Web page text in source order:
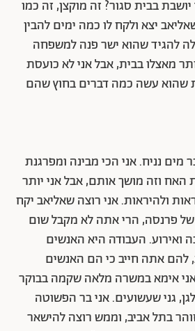
בבית סגור? זה מוקצן, זה כמו
יצא ולקח לו כמה ימים להבין
להגיד שהוא ישר פנה למשפחה
מאצלו בבית, אבל אני לא כועסת
שהוא עשה כמה דברים בחוץ שהם
נניח. אני הכי מבינה ומפרגנת
האח וזה מושך אותם, אבל אני יותר
ולהיראות. אני רוצה שאליאב יקח
פרנסה, הרי אתה לא מקבל שום
ואירוע. העבודה היא האנשים
אתה חייב כי הם האנשים
אימא במשרה מלאה שקמה בבוקר
גני שעשועים. אני בר הפשוטה
בתל אביב, וממש רוצה להישאר